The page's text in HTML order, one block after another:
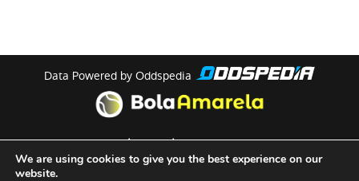
Data Powered by Oddspedia
theme bymeow
We are using cookies to give you the best experience on our
website.